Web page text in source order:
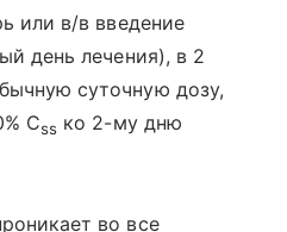
или в/в введение
день лечения), в 2
суточную дозу,
Css ко 2-му дню
во все